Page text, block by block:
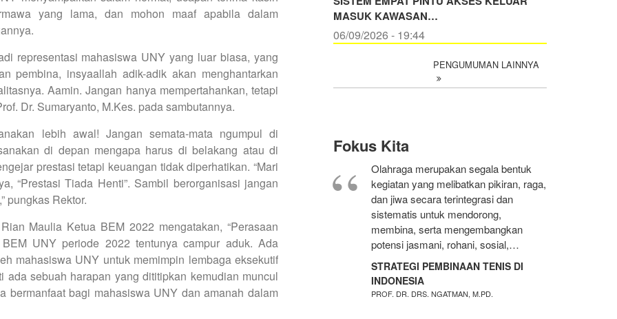
yang lama, dan mohon maaf apabila dalam
representasi mahasiswa UNY yang luar biasa, yang
pembina, insyaallah adik-adik akan menghantarkan
Aamin. Jangan hanya mempertahankan, tetapi
Dr. Sumaryanto, M.Kes. pada sambutannya.
lebih awal! Jangan semata-mata ngumpul di
di depan mengapa harus di belakang atau di
prestasi tetapi keuangan tidak diperhatikan. “Mari
“Prestasi Tiada Henti”. Sambil berorganisasi jangan
pungkas Rektor.
Maulia Ketua BEM 2022 mengatakan, “Perasaan
UNY periode 2022 tentunya campur aduk. Ada
mahasiswa UNY untuk memimpin lembaga eksekutif
sebuah harapan yang dititipkan kemudian muncul
bermanfaat bagi mahasiswa UNY dan amanah dalam
MASUK KAWASAN…
06/09/2026 - 19:44
PENGUMUMAN LAINNYA
Fokus Kita
Olahraga merupakan segala bentuk
kegiatan yang melibatkan pikiran, raga,
dan jiwa secara terintegrasi dan
sistematis untuk mendorong,
membina, serta mengembangkan
potensi jasmani, rohani, sosial,…
STRATEGI PEMBINAAN TENIS DI
INDONESIA
PROF. DR. DRS. NGATMAN, M.PD.